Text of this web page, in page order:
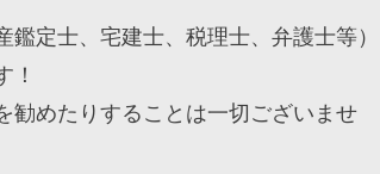
定士、宅建士、税理士、弁護士等）
！
勧めたりすることは一切ございませ